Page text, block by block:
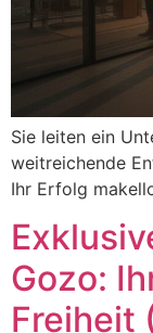
Sie leiten ein
weitreichende
Ihr Erfolg
Gozo:
Freiheit